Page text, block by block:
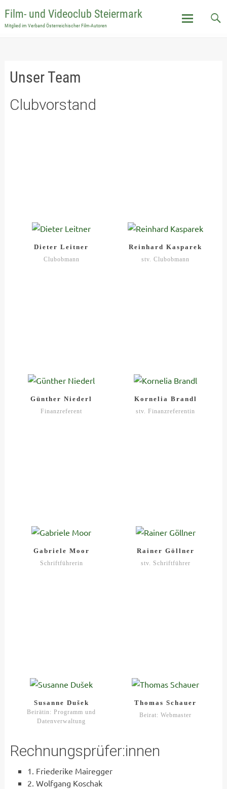
Film- und Videoclub Steiermark
Mitglied im Verband Österreichischer Film-Autoren
Unser Team
Clubvorstand
Dieter Leitner
Clubobmann
Reinhard Kasparek
stv. Clubobmann
Günther Niederl
Finanzreferent
Kornelia Brandl
stv. Finanzreferentin
Gabriele Moor
Schriftführerin
Rainer Göllner
stv. Schriftführer
Susanne Dušek
Beirätin: Programm und
Datenverwaltung
Thomas Schauer
Beirat: Webmaster
Rechnungsprüfer:innen
1. Friederike Mairegger
2. Wolfgang Koschak